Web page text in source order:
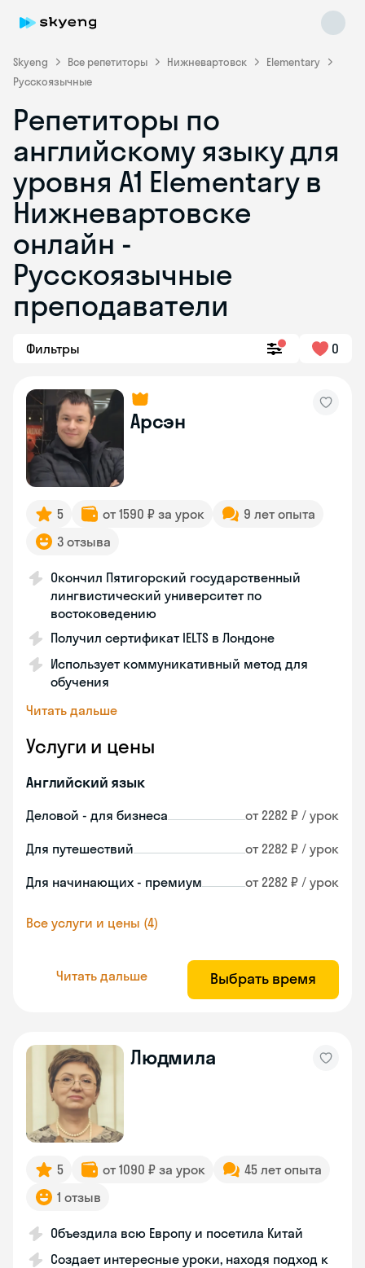
Skyeng Все репетиторы Нижневартовск
Elementary
Русскоязычные
Репетиторы по
английскому языку для
уровня A1 Elementary в
Нижневартовске
онлайн -
Русскоязычные
преподаватели
Фильтры 0
Арсэн
5 от 1590 ₽ за урок
9 лет опыта
3 отзыва
Окончил Пятигорский государственный
лингвистический университет по
востоковедению
Получил сертификат IELTS в Лондоне
Использует коммуникативный метод для
обучения
Читать дальше
Услуги и цены
Английский язык
Деловой - для бизнеса от 2282 ₽ / урок
Для путешествий от 2282 ₽ / урок
Для начинающих - премиум от 2282 ₽ / урок
Все услуги и цены (4)
Читать дальше Выбрать время
Людмила
5 от 1090 ₽ за урок
45 лет опыта
1 отзыв
Объездила всю Европу и посетила Китай
Создает интересные уроки, находя подход к
Skyeng Chat